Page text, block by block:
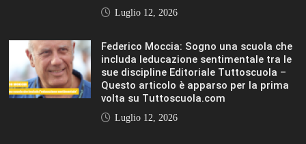
Luglio 12, 2026
Federico Moccia: Sogno una scuola che
includa leducazione sentimentale tra le
sue discipline Editoriale Tuttoscuola –
Questo articolo è apparso per la prima
volta su Tuttoscuola.com
Luglio 12, 2026